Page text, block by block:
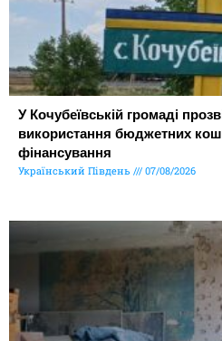
У Кочубеївській громаді
використання бюджетних
фінансування
Український Південь 07/08/2026